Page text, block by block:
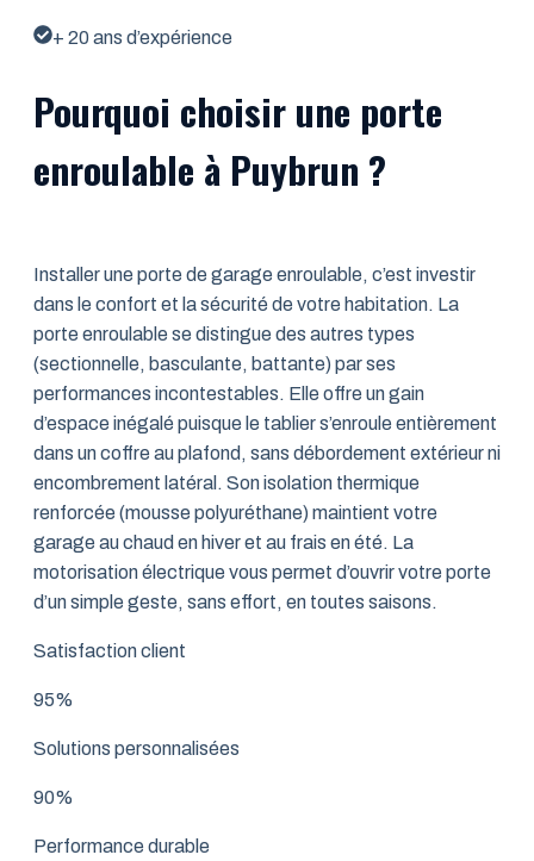
+ 20 ans d’expérience
Pourquoi choisir une porte
enroulable à Puybrun ?
Installer une porte de garage enroulable, c’est investir
dans le confort et la sécurité de votre habitation. La
porte enroulable se distingue des autres types
(sectionnelle, basculante, battante) par ses
performances incontestables. Elle offre un gain
d’espace inégalé puisque le tablier s’enroule entièrement
dans un coffre au plafond, sans débordement extérieur ni
encombrement latéral. Son isolation thermique
renforcée (mousse polyuréthane) maintient votre
garage au chaud en hiver et au frais en été. La
motorisation électrique vous permet d’ouvrir votre porte
d’un simple geste, sans effort, en toutes saisons.
Satisfaction client
95%
Solutions personnalisées
90%
Performance durable